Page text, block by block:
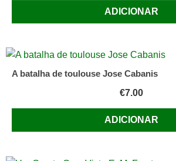
ADICIONAR
A batalha de toulouse Jose Cabanis
€7.00
ADICIONAR